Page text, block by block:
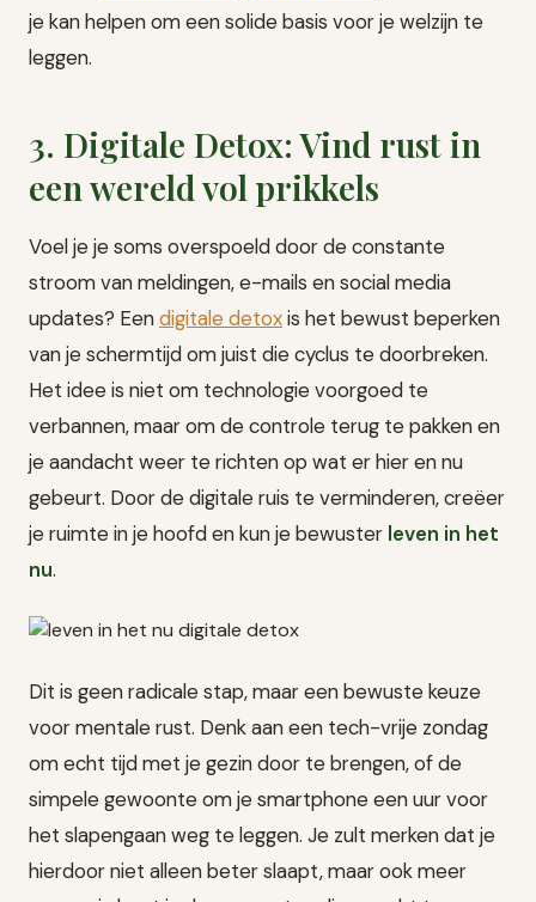
je kan helpen om een solide basis voor je welzijn te
leggen.
3. Digitale Detox: Vind rust in
een wereld vol prikkels
Voel je je soms overspoeld door de constante
stroom van meldingen, e-mails en social media
updates? Eendigitale detoxis het bewust beperken
van je schermtijd om juist die cyclus te doorbreken.
Het idee is niet om technologie voorgoed te
verbannen, maar om de controle terug te pakken en
je aandacht weer te richten op wat er hier en nu
gebeurt. Door de digitale ruis te verminderen, creëer
je ruimte in je hoofd en kun je bewuster leven in het
nu.
Dit is geen radicale stap, maar een bewuste keuze
voor mentale rust. Denk aan een tech-vrije zondag
om echt tijd met je gezin door te brengen, of de
simpele gewoonte om je smartphone een uur voor
het slapengaan weg te leggen. Je zult merken dat je
hierdoor niet alleen beter slaapt, maar ook meer